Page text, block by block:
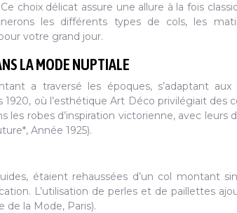
choix délicat assure une allure à la fois
les différents types de cols, les
votre grand jour.
LA MODE NUPTIALE
a traversé les époques, s’adaptant aux
où l’esthétique Art Déco privilégiait des
robes d’inspiration victorienne, avec leurs
Année 1925).
étaient rehaussées d’un col montant
L’utilisation de perles et de paillettes
de la Mode, Paris).